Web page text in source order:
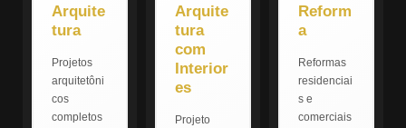
Arquite
tura
Projetos
arquitetôni
cos
completos
Arquite
tura
com
Interior
es
Projeto
Reform
a
Reformas
residenciai
s e
comerciais